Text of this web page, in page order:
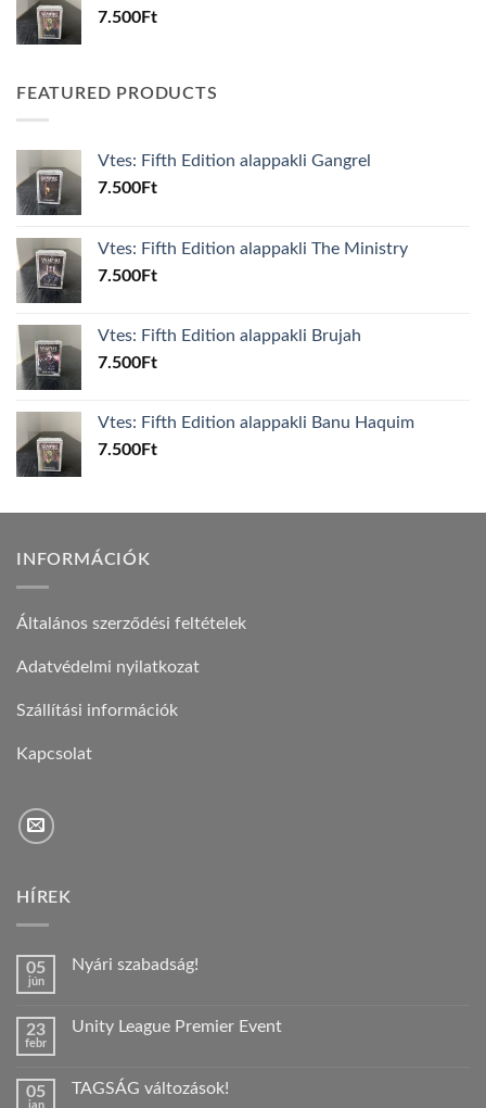
7.500Ft
FEATURED PRODUCTS
Vtes: Fifth Edition alappakli Gangrel
7.500Ft
Vtes: Fifth Edition alappakli The Ministry
7.500Ft
Vtes: Fifth Edition alappakli Brujah
7.500Ft
Vtes: Fifth Edition alappakli Banu Haquim
7.500Ft
INFORMÁCIÓK
Általános szerződési feltételek
Adatvédelmi nyilatkozat
Szállítási információk
Kapcsolat
HÍREK
05
jún
Nyári szabadság!
Nyári
23
febr
Unity League Premier Event
Unity
05
jan
TAGSÁG változások!